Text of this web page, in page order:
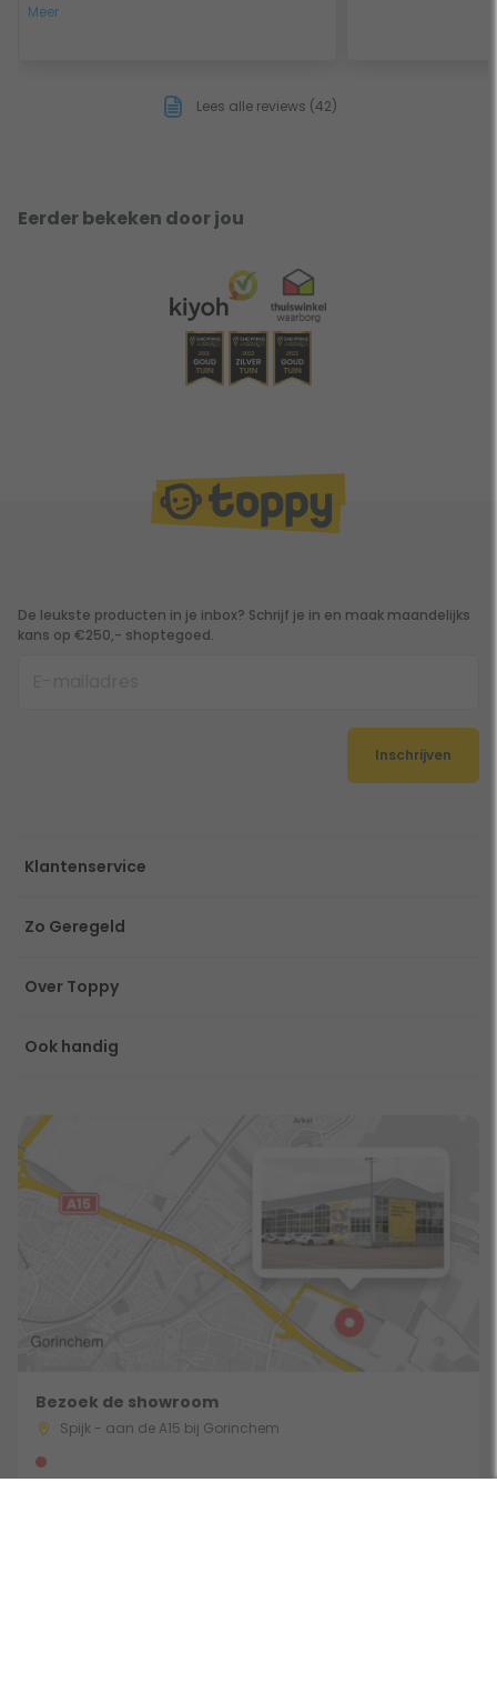
Meer
Lees alle reviews (42)
Eerder bekeken door jou
De leukste producten in je inbox? Schrijf je in en maak maandelijks
kans op €250,- shoptegoed.
Inschrijven
Klantenservice
Zo Geregeld
Over Toppy
Ook handig
Bezoek de showroom
Spijk - aan de A15 bij Gorinchem